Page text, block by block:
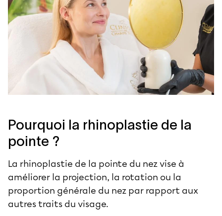
Pourquoi la rhinoplastie de la
pointe ?
La rhinoplastie de la pointe du nez vise à
améliorer la projection, la rotation ou la
proportion générale du nez par rapport aux
autres traits du visage.